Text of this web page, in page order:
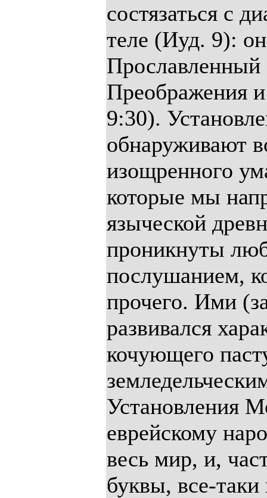
состязаться с
теле (Иуд. 9):
Прославленный
Преображения
9:30).
обнаруживают
изощренного
которые мы
языческой
проникнуты
послушанием,
прочего. Ими
развивался
кочующего
Установления
еврейскому
весь мир, и,
буквы, все-